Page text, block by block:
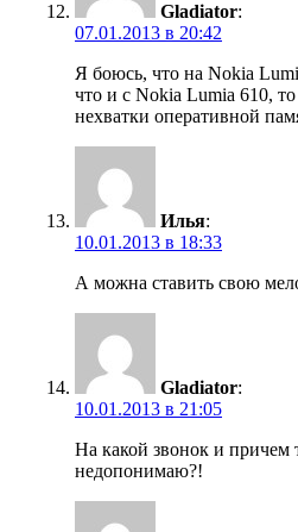
Gladiator:
07.01.2013 в 20:42
Я боюсь, что на Nokia
что и с Nokia Lumia 610, то
нехватки оперативной
Илья:
10.01.2013 в 18:33
А можна ставить свою
Gladiator:
10.01.2013 в 21:05
На какой звонок и причем
недопонимаю?!